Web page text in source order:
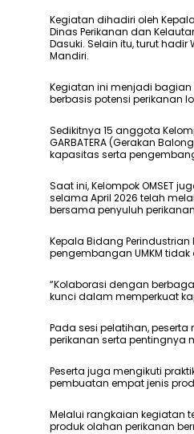
Kegiatan dihadiri oleh
Dinas Perikanan dan
Dasuki. Selain itu, turut
Mandiri.
Kegiatan ini menjadi bagian
berbasis potensi perikanan
Sedikitnya 15 anggota
GARBATERA (Gerakan
kapasitas serta
Saat ini, Kelompok OMSET
selama April 2026 telah
bersama penyuluh
Kepala Bidang Perindustrian
pengembangan UMKM
“Kolaborasi dengan
kunci dalam memperkuat
Pada sesi pelatihan,
perikanan serta pentingnya
Peserta juga mengikuti
pembuatan empat jenis
Melalui rangkaian kegiatan
produk olahan perikanan